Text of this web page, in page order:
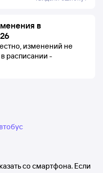
в
изменений не
расписании -
со смартфона. Если